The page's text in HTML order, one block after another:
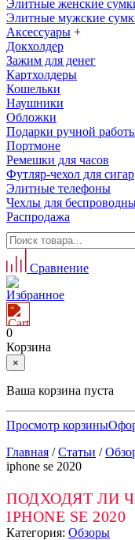
Элитные женские
Элитные мужские
Аксессуары +
Докхолдер
Зажим для денег
Картхолдеры
Кошельки
Наушники
Обложки
Подарки ручной
Портмоне
Ремешки для часов
Футляр-чехол для сигар
Элитные телефоны
Чехлы для
Распродажа
Сравнение
Избранное
0
Корзина
×
Ваша корзина пуста
Просмотр корзины
Главная /Статьи /
iphone se 2020
ПОДХОДЯТ ЛИ
IPHONE SE 2020
Категория: Обзоры